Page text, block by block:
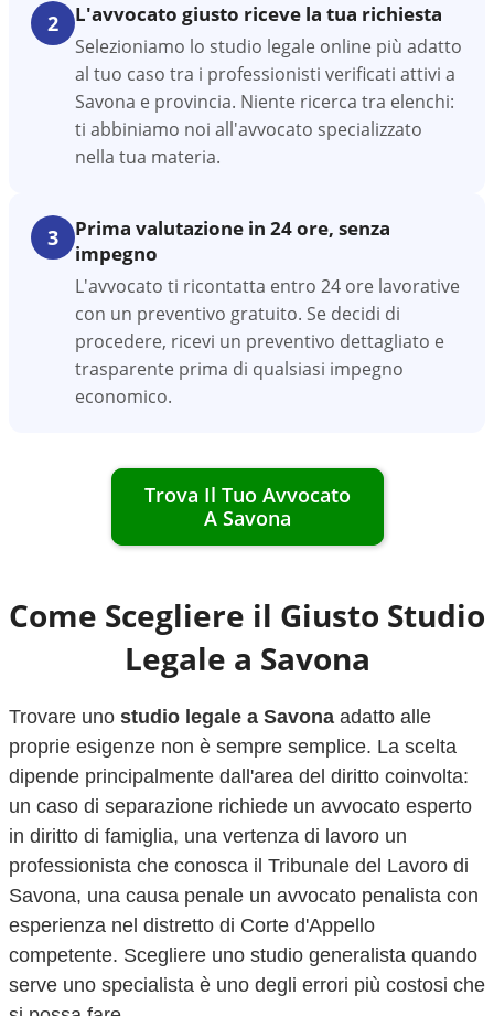
2 L'avvocato giusto riceve la tua richiesta
Selezioniamo lo studio legale online più adatto
al tuo caso tra i professionisti verificati attivi a
Savona e provincia. Niente ricerca tra elenchi:
ti abbiniamo noi all'avvocato specializzato
nella tua materia.
3
Prima valutazione in 24 ore, senza
impegno
L'avvocato ti ricontatta entro 24 ore lavorative
con un preventivo gratuito. Se decidi di
procedere, ricevi un preventivo dettagliato e
trasparente prima di qualsiasi impegno
economico.
Trova Il Tuo Avvocato
A Savona
Come Scegliere il Giusto Studio
Legale a Savona
Trovare uno studio legale a Savona adatto alle
proprie esigenze non è sempre semplice. La scelta
dipende principalmente dall'area del diritto coinvolta:
un caso di separazione richiede un avvocato esperto
in diritto di famiglia, una vertenza di lavoro un
professionista che conosca il Tribunale del Lavoro di
Savona, una causa penale un avvocato penalista con
esperienza nel distretto di Corte d'Appello
competente. Scegliere uno studio generalista quando
serve uno specialista è uno degli errori più costosi che